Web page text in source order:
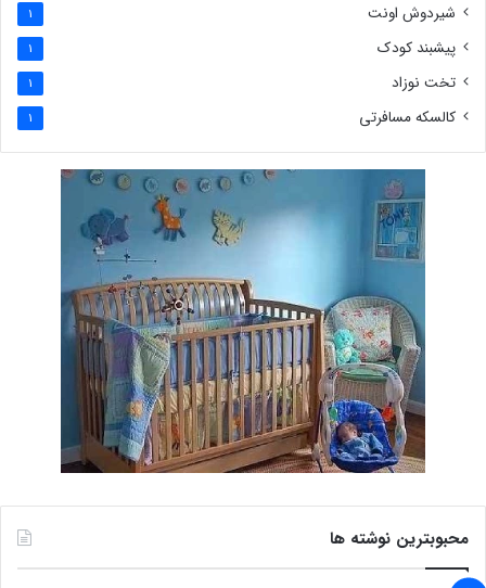
شیردوش اونت 1
پیشبند کودک 1
تخت نوزاد 1
کالسکه مسافرتی 1
محبوبترین نوشته ها